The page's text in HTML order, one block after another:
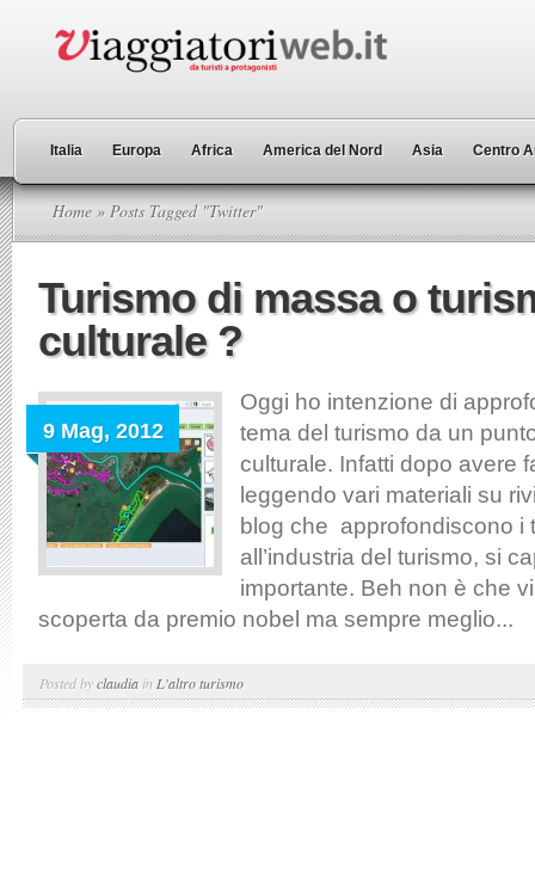
Italia Europa Africa America del Nord Asia Centro
Home » Posts Tagged "Twitter"
Turismo di massa o
culturale ?
9 Mag, 2012
Oggi ho intenzione di
tema del turismo da un
culturale. Infatti dopo avere
leggendo vari materiali su
blog che approfondiscono i
all’industria del turismo, si
importante. Beh non è che
scoperta da premio nobel ma sempre meglio...
Posted byclaudia in L'altro turismo